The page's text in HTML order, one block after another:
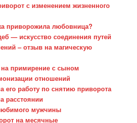
с изменением жизненного
приворожила любовница?
— искусство соединения путей
– отзыв на магическую
примирение с сыном
отношений
его работу по снятию приворота
расстоянии
мужчины
на месячные